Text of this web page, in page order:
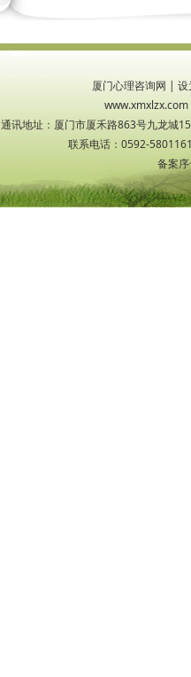
厦门心理咨询网 | 设
通讯地址：厦门市厦禾路863号九龙城
联系电话：0592-
备案